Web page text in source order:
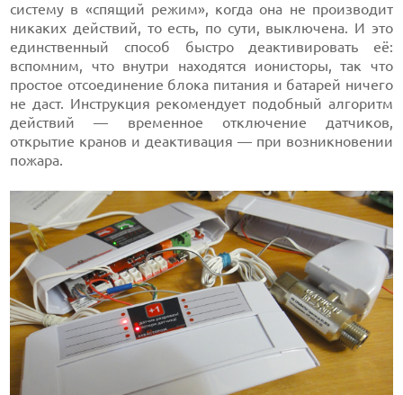
систему в «спящий режим», когда она не производит
никаких действий, то есть, по сути, выключена. И это
единственный способ быстро деактивировать её:
вспомним, что внутри находятся ионисторы, так что
простое отсоединение блока питания и батарей ничего
не даст. Инструкция рекомендует подобный алгоритм
действий — временное отключение датчиков,
открытие кранов и деактивация — при возникновении
пожара.